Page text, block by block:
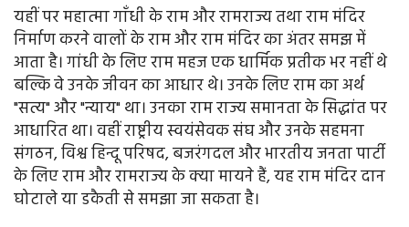
यहीं पर महात्मा गाँधी के राम और रामराज्य तथा राम मंदिर
निर्माण करने वालों के राम और राम मंदिर का अंतर समझ में
आता है। गांधी के लिए राम महज एक धार्मिक प्रतीक भर नहीं थे
बल्कि वे उनके जीवन का आधार थे। उनके लिए राम का अर्थ
"सत्य" और "न्याय" था। उनका राम राज्य समानता के सिद्धांत पर
आधारित था। वहीं राष्ट्रीय स्वयंसेवक संघ और उनके सहमना
संगठन, विश्व हिन्दू परिषद, बजरंगदल और भारतीय जनता पार्टी
के लिए राम और रामराज्य के क्या मायने हैं, यह राम मंदिर दान
घोटाले या डकैती से समझा जा सकता है।